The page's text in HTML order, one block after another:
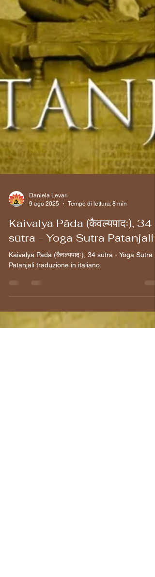
Daniela Levari
9 ago 2025
Tempo di lettura: 8 min
Kaivalya Pāda (कैवल्यपादः), 34
Kaivalya Pāda (कैवल्यपादः), 34 sūtra - Yoga Sutra
Patanjali traduzione in italiano